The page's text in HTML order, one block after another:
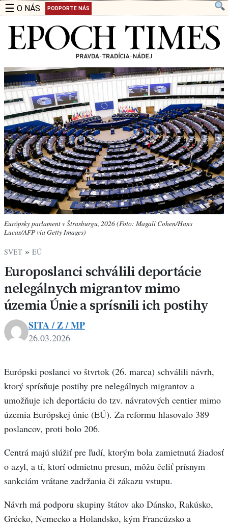
☰ O NÁS PODPORTE NÁS
Európsky parlament v Štrasburgu, 2026 (Foto: Magali Cohen/Hans
Lucas/AFP via Getty Images)
SVET » EÚ
Europoslanci schválili deportácie
nelegálnych migrantov mimo
územia Únie a sprísnili ich postihy
SITA / Z / MP
26.03.2026
Európski poslanci vo štvrtok (26. marca) schválili návrh,
ktorý sprísňuje postihy pre nelegálnych migrantov a
umožňuje ich deportáciu do tzv. návratových centier mimo
územia Európskej únie (EÚ). Za reformu hlasovalo 389
poslancov, proti bolo 206.
Centrá majú slúžiť pre ľudí, ktorým bola zamietnutá žiadosť
o azyl, a tí, ktorí odmietnu presun, môžu čeliť prísnym
sankciám vrátane zadržania či zákazu vstupu.
Návrh má podporu skupiny štátov ako Dánsko, Rakúsko,
Grécko, Nemecko a Holandsko, kým Francúzsko a